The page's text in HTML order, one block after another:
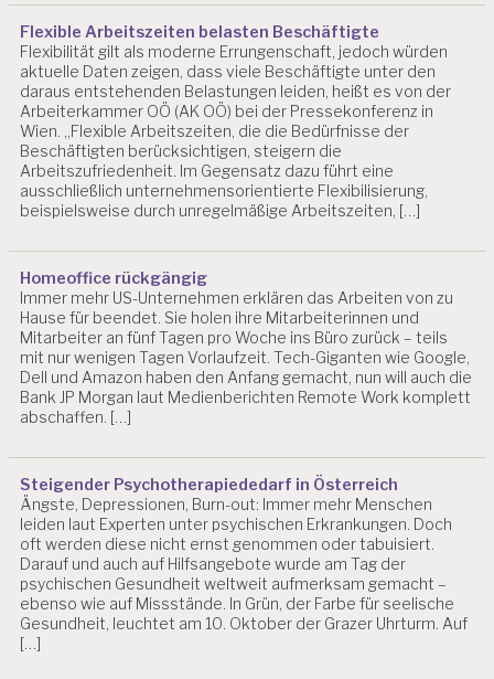
B
EI
T
S
W
IS
E
N
C
A
T
B
E
U
N
N
U
Flexible Arbeitszeiten belasten Beschäftigte
Flexibilität gilt als moderne Errungenschaft, jedoch würden
aktuelle Daten zeigen, dass viele Beschäftigte unter den
daraus entstehenden Belastungen leiden, heißt es von der
Arbeiterkammer OÖ (AK OÖ) bei der Pressekonferenz in
Wien. „Flexible Arbeitszeiten, die die Bedürfnisse der
Beschäftigten berücksichtigen, steigern die
Arbeitszufriedenheit. Im Gegensatz dazu führt eine
ausschließlich unternehmensorientierte Flexibilisierung,
beispielsweise durch unregelmäßige Arbeitszeiten, […]
Homeoffice rückgängig
Immer mehr US-Unternehmen erklären das Arbeiten von zu
Hause für beendet. Sie holen ihre Mitarbeiterinnen und
Mitarbeiter an fünf Tagen pro Woche ins Büro zurück – teils
mit nur wenigen Tagen Vorlaufzeit. Tech-Giganten wie Google,
Dell und Amazon haben den Anfang gemacht, nun will auch die
Bank JP Morgan laut Medienberichten Remote Work komplett
abschaffen. […]
Steigender Psychotherapiededarf in Österreich
Ängste, Depressionen, Burn-out: Immer mehr Menschen
leiden laut Experten unter psychischen Erkrankungen. Doch
oft werden diese nicht ernst genommen oder tabuisiert.
Darauf und auch auf Hilfsangebote wurde am Tag der
psychischen Gesundheit weltweit aufmerksam gemacht –
ebenso wie auf Missstände. In Grün, der Farbe für seelische
Gesundheit, leuchtet am 10. Oktober der Grazer Uhrturm. Auf
[…]